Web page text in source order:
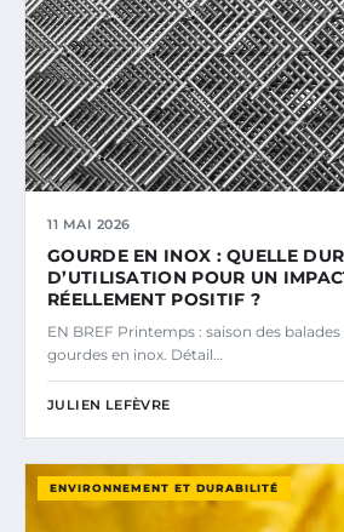
11 MAI 2026
GOURDE EN INOX : QUELLE
D’UTILISATION POUR UN
RÉELLEMENT POSITIF ?
EN BREF Printemps : saison des
gourdes en inox. Détail…
JULIEN LEFÈVRE
ENVIRONNEMENT ET DURABILITÉ